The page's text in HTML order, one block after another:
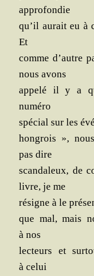
approfondie
qu’il aurait eu à
Et
comme d’autre
nous avons
appe­lé il y a
numéro
spé­cial sur les
hon­grois »,
pas dire
scan­da­leux, de
livre, je me
résigne à le
que mal, mais
à nos
lec­teurs et
à celui